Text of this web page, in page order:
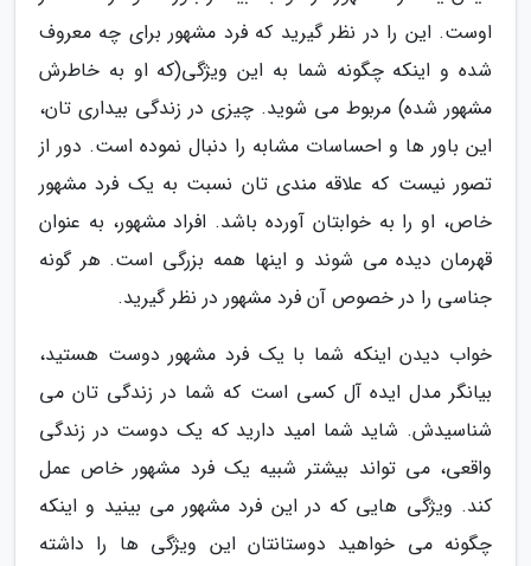
اوست. این را در نظر گیرید که فرد مشهور برای چه معروف
شده و اینکه چگونه شما به این ویژگی(که او به خاطرش
مشهور شده) مربوط می شوید. چیزی در زندگی بیداری تان،
این باور ها و احساسات مشابه را دنبال نموده است. دور از
تصور نیست که علاقه مندی تان نسبت به یک فرد مشهور
خاص، او را به خوابتان آورده باشد. افراد مشهور، به عنوان
قهرمان دیده می شوند و اینها همه بزرگی است. هر گونه
جناسی را در خصوص آن فرد مشهور در نظر گیرید.
خواب دیدن اینکه شما با یک فرد مشهور دوست هستید،
بیانگر مدل ایده آل کسی است که شما در زندگی تان می
شناسیدش. شاید شما امید دارید که یک دوست در زندگی
واقعی، می تواند بیشتر شبیه یک فرد مشهور خاص عمل
کند. ویژگی هایی که در این فرد مشهور می بینید و اینکه
چگونه می خواهید دوستانتان این ویژگی ها را داشته